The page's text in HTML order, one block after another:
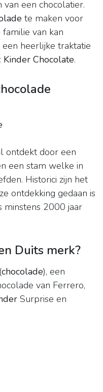
een chocolatier.
te maken voor
van kan
heerlijke traktatie
Kinder Chocolate.
ontdekt door een
een stam welke in
Historici zijn het
ontdekking gedaan is
minstens 2000 jaar
Duits merk?
(chocolade), een
van Ferrero,
Surprise en